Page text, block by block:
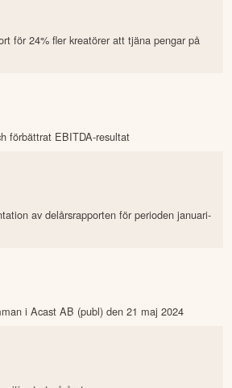
för 24% fler kreatörer att tjäna pengar på
förbättrat EBITDA-resultat
av delårsrapporten för perioden januari-
i Acast AB (publ) den 21 maj 2024